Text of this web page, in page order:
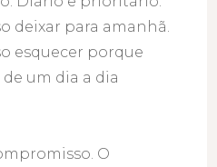
deixar para amanhã.
esquecer porque
um dia a dia
O